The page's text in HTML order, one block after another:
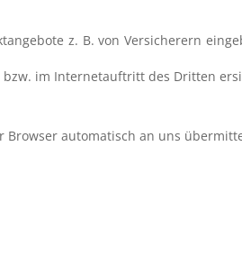
z. B. von Versicherern
im Internetauftritt des Dritten
automatisch an uns